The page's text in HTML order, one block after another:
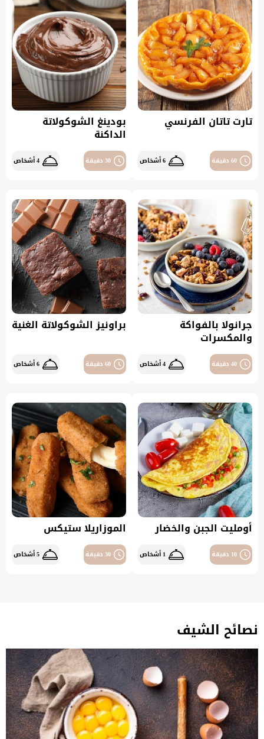
تارت تاتان الفرنسي
60 دقيقة 6 أشخاص
بودينغ الشوكولاتة
الداكنة
30 دقيقة 4 أشخاص
جرانولا بالفواكة
والمكسرات
40 دقيقة 4 أشخاص
براونيز الشوكولاتة الغنية
60 دقيقة 6 أشخاص
أومليت الجبن والخضار
10 دقيقة 1 أشخاص
الموزاريلا ستيكس
30 دقيقة 5 أشخاص
نصائح الشيف